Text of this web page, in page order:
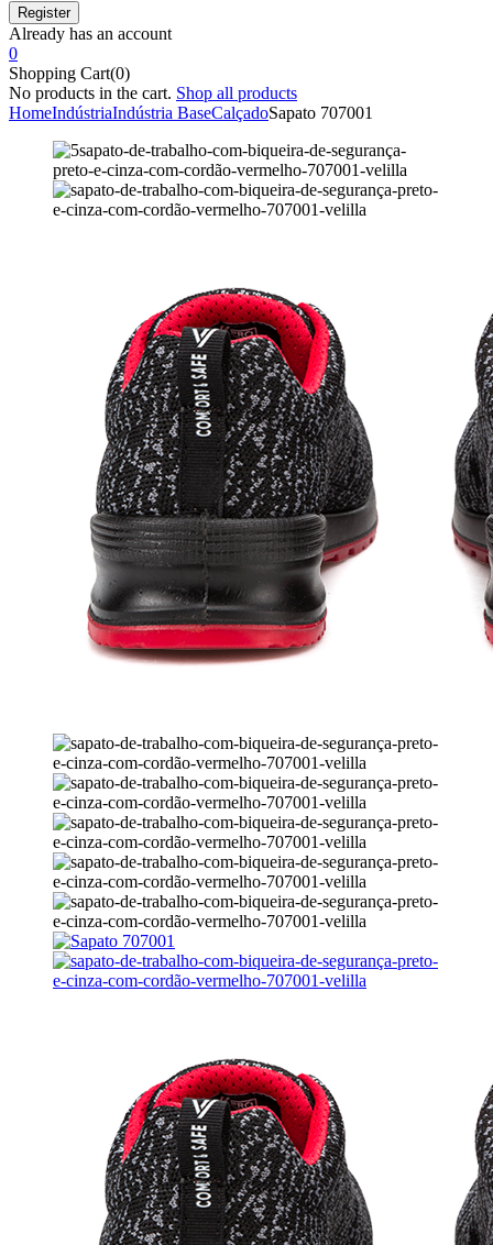
Already has an account
0
Shopping Cart(0)
No products in the cart. Shop all products
HomeIndústriaIndústria BaseCalçadoSapato 707001